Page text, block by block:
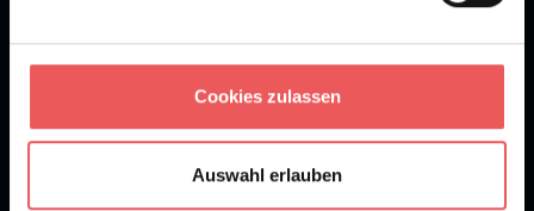
Cookies zulassen
Auswahl erlauben
Newsletter